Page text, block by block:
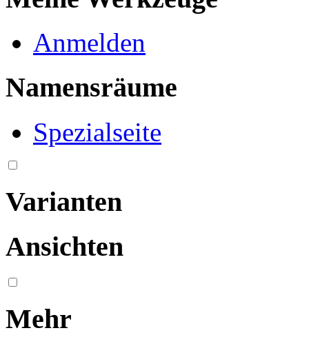
Anmelden
Namensräume
Spezialseite
Varianten
Ansichten
Mehr